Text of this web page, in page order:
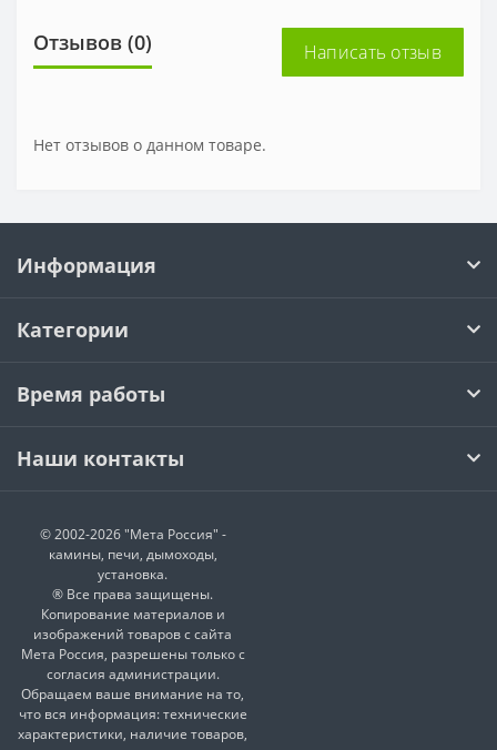
Отзывов (0) Написать отзыв
Нет отзывов о данном товаре.
Информация
Категории
Время работы
Наши контакты
© 2002-2026 "Мета Россия" -
камины, печи, дымоходы,
установка.
® Все права защищены.
Копирование материалов и
изображений товаров с сайта
Мета Россия, разрешены только с
согласия администрации.
Обращаем ваше внимание на то,
что вся информация: технические
характеристики, наличие товаров,